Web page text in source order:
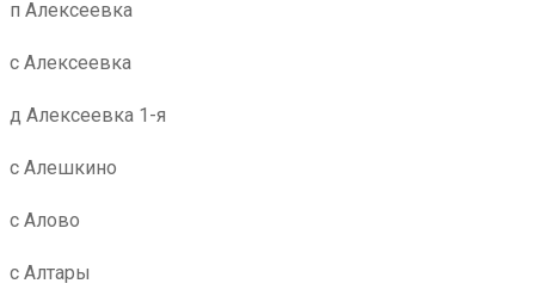
п Алексеевка
с Алексеевка
д Алексеевка 1-я
с Алешкино
с Алово
с Алтары